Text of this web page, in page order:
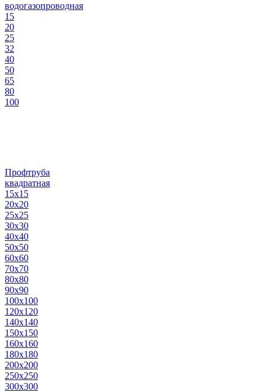
водогазопроводная
15
20
25
32
40
50
65
80
100
Профтруба
квадратная
15х15
20х20
25х25
30х30
40х40
50х50
60х60
70х70
80х80
90х90
100х100
120х120
140х140
150х150
160х160
180х180
200х200
250х250
300х300